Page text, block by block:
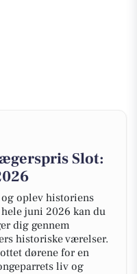
Slot:
oplev historiens
juni 2026 kan du
dig gennem
historiske værelser.
dørene for en
liv og